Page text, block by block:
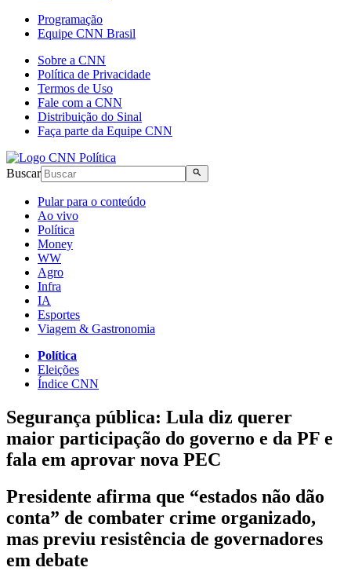
Programação
Equipe CNN Brasil
Sobre a CNN
Política de Privacidade
Termos de Uso
Fale com a CNN
Distribuição do Sinal
Faça parte da Equipe CNN
Buscar
Pular para o conteúdo
Ao vivo
Política
Money
WW
Agro
Infra
IA
Esportes
Viagem & Gastronomia
Política
Eleições
Índice CNN
Segurança pública: Lula diz querer
maior participação do governo e da PF e
fala em aprovar nova PEC
Presidente afirma que “estados não dão
conta” de combater crime organizado,
mas previu resistência de governadores
em debate